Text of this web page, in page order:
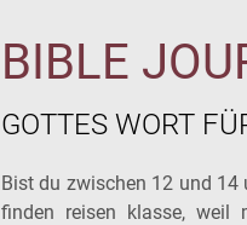
BIBLE
GOTTES WORT
Bist du zwischen 12 und 14
finden reisen klasse, weil